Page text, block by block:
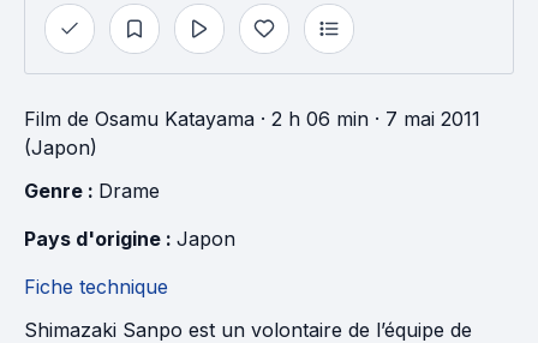
Film de Osamu Katayama · 2 h 06 min · 7 mai 2011
(Japon)
Genre : Drame
Pays d'origine : Japon
Fiche technique
Shimazaki Sanpo est un volontaire de l’équipe de